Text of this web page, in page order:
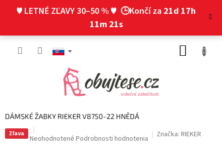
♥ LETNÉ ZĽAVY 30–50 % ♥ 🕒Končí za 21d 17h
11m 21s
DÁMSKÉ ŽABKY RIEKER V8750-22 HNĚDÁ
Zľava
Priemerné
Neohodnotené Podrobnosti hodnotenia Značka: RIEKER